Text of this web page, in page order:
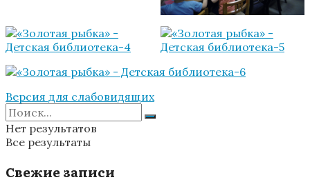
Версия для слабовидящих
Нет результатов
Все результаты
Свежие записи